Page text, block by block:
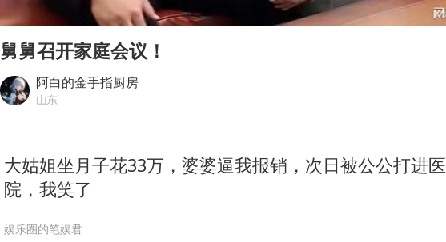
于东来直播和胖东来核心团队开会
王艺迪无缘横滨赛决赛
上海大部迎大暴雨
构建更高水平的全民健身公共服务体系
Play
00:00
舅舅召开家庭会议！
阿白的金手指厨房
山东
大姑姐坐月子花33万，婆婆逼我报销，次日被公公打进医
院，我笑了
娱乐圈的笔娱君